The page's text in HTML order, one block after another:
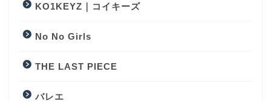
KO1KEYZ｜コイキーズ
No No Girls
THE LAST PIECE
バレエ